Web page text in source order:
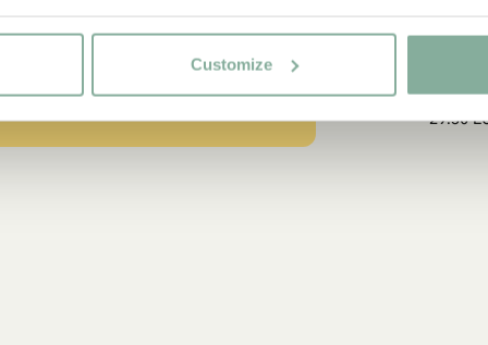
Customize
Shirt Pippi
Goldkoffer –
PIPPI
29.50